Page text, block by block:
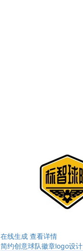
在线生成 查看详情
简约创意球队徽章logo设计